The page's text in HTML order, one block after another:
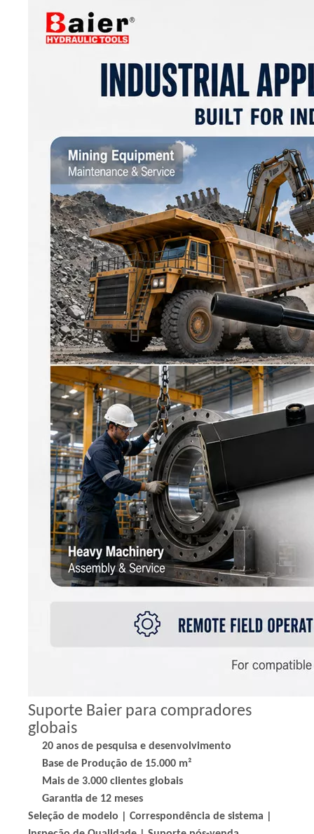
Suporte Baier para compradores
globais
20 anos de pesquisa e desenvolvimento
Base de Produção de 15.000 m²
Mais de 3.000 clientes globais
Garantia de 12 meses
Seleção de modelo | Correspondência de sistema |